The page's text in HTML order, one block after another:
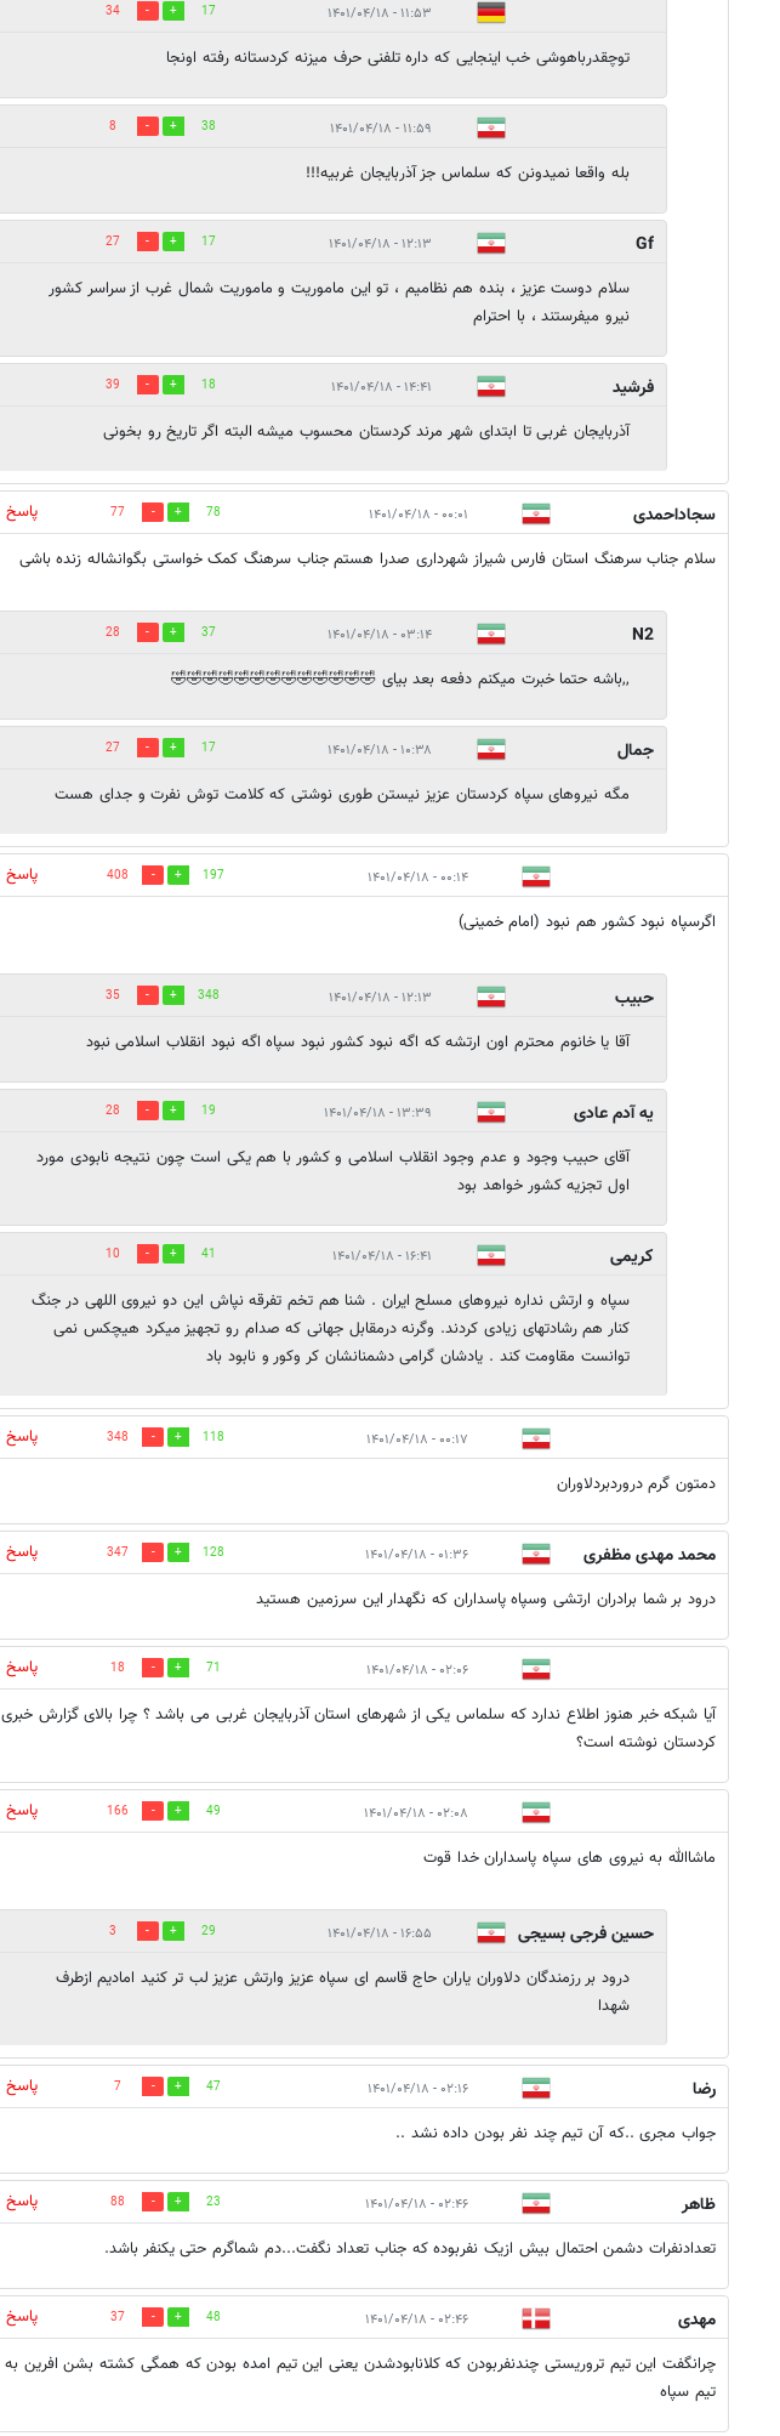
۱۱:۵۳ - ۱۴۰۱/۰۴/۱۸ 17
34
توچقدرباهوشی خب اینجایی که داره تلفنی حرف میزنه کردستانه رفته اونجا
۱۱:۵۹ - ۱۴۰۱/۰۴/۱۸ 38
8
بله واقعا نمیدونن که سلماس جز آذربایجان غربیه!!!
Gf ۱۲:۱۳ - ۱۴۰۱/۰۴/۱۸ 17
27
سلام دوست عزیز ، بنده هم نظامیم ، تو این ماموریت و ماموریت شمال غرب از سراسر کشور
نیرو میفرستند ، با احترام
فرشید ۱۴:۴۱ - ۱۴۰۱/۰۴/۱۸ 18
39
آذربایجان غربی تا ابتدای شهر مرند کردستان محسوب میشه البته اگر تاریخ رو بخونی
سجاداحمدی ۰۰:۰۱ - ۱۴۰۱/۰۴/۱۸ 78
77
پاسخ
سلام جناب سرهنگ استان فارس شیراز شهرداری صدرا هستم جناب سرهنگ کمک خواستی بگوانشاله زنده باشی
N2 ۰۳:۱۴ - ۱۴۰۱/۰۴/۱۸ 37
28
,,باشه حتما خبرت میکنم دفعه بعد بیای 🤣🤣🤣🤣🤣🤣🤣🤣🤣🤣🤣🤣🤣
جمال ۱۰:۳۸ - ۱۴۰۱/۰۴/۱۸ 17
27
مگه نیروهای سپاه کردستان عزیز نیستن طوری نوشتی که کلامت توش نفرت و جدای هست
۰۰:۱۴ - ۱۴۰۱/۰۴/۱۸ 197
408
پاسخ
اگرسپاه نبود کشور هم نبود (امام خمینی)
حبیب ۱۲:۱۳ - ۱۴۰۱/۰۴/۱۸ 348
35
آقا یا خانوم محترم اون ارتشه که اگه نبود کشور نبود سپاه اگه نبود انقلاب اسلامی نبود
یه آدم عادی ۱۳:۳۹ - ۱۴۰۱/۰۴/۱۸ 19
28
آقای حبیب وجود و عدم وجود انقلاب اسلامی و کشور با هم یکی است چون نتیجه نابودی مورد
اول تجزیه کشور خواهد بود
کریمی ۱۶:۴۱ - ۱۴۰۱/۰۴/۱۸ 41
10
سپاه و ارتش نداره نیروهای مسلح ایران . شنا هم تخم تفرقه نپاش این دو نیروی اللهی در جنگ
کنار هم رشادتهای زیادی کردند. وگرنه درمقابل جهانی که صدام رو تجهیز میکرد هیچکس نمی
توانست مقاومت کند . یادشان گرامی دشمنانشان کر وکور و نابود باد
۰۰:۱۷ - ۱۴۰۱/۰۴/۱۸ 118
348
پاسخ
دمتون گرم دروردبردلاوران
محمد مهدی مظفری
تفتی
۰۱:۳۶ - ۱۴۰۱/۰۴/۱۸ 128
347
پاسخ
درود بر شما برادران ارتشی وسپاه پاسداران که نگهدار این سرزمین هستید
۰۲:۰۶ - ۱۴۰۱/۰۴/۱۸ 71
18
پاسخ
آیا شبکه خبر هنوز اطلاع ندارد که سلماس یکی از شهرهای استان آذربایجان غربی می باشد ؟ چرا بالای گزارش خبری
کردستان نوشته است؟
۰۲:۰۸ - ۱۴۰۱/۰۴/۱۸ 49
166
پاسخ
ماشاالله به نیروی های سپاه پاسداران خدا قوت
حسین فرجی بسیجی ۱۶:۵۵ - ۱۴۰۱/۰۴/۱۸ 29
3
درود بر رزمندگان دلاوران یاران حاج قاسم ای سپاه عزیز وارتش عزیز لب تر کنید امادیم ازطرف
شهدا
رضا ۰۲:۱۶ - ۱۴۰۱/۰۴/۱۸ 47
7
پاسخ
جواب مجری ..که آن تیم چند نفر بودن داده نشد ..
ظاهر ۰۲:۴۶ - ۱۴۰۱/۰۴/۱۸ 23
88
پاسخ
تعدادنفرات دشمن احتمال بیش ازیک نفربوده که جناب تعداد نگفت...دم شماگرم حتی یکنفر باشد.
مهدی ۰۲:۴۶ - ۱۴۰۱/۰۴/۱۸ 48
37
پاسخ
چرانگفت این تیم تروریستی چندنفربودن که کلانابودشدن یعنی این تیم امده بودن که همگی کشته بشن افرین به
تیم سپاه